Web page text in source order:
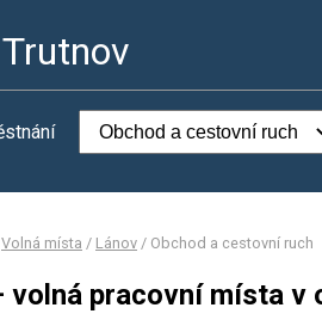
Volná místa / Lánov / Obchod a cestovní ruch
volná pracovní místa v